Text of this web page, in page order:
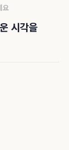
요
시각을